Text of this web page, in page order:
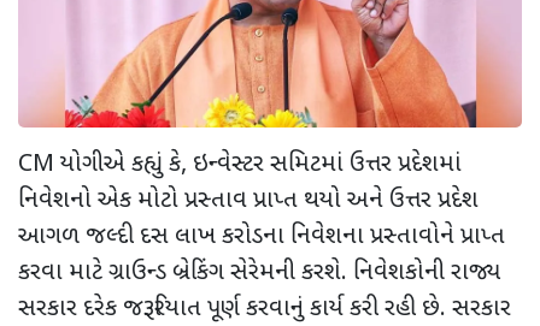
CM યોગીએ કહ્યું કે, ઇન્વેસ્ટર સમિટમાં ઉત્તર પ્રદેશમાં
નિવેશનો એક મોટો પ્રસ્તાવ પ્રાપ્ત થયો અને ઉત્તર પ્રદેશ
આગળ જલ્દી દસ લાખ કરોડના નિવેશના પ્રસ્તાવોને પ્રાપ્ત
કરવા માટે ગ્રાઉન્ડ બ્રેકિંગ સેરેમની કરશે. નિવેશકોની રાજ્ય
સરકાર દરેક જરૂરિયાત પૂર્ણ કરવાનું કાર્ય કરી રહી છે. સરકાર